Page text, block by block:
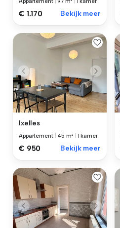
€ 1.170 Bekijk meer
Ixelles
Appartement 45 m² 1 kamer
€ 950 Bekijk meer